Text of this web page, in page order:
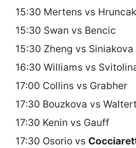
15:30 Mertens vs
15:30 Swan vs Bencic
15:30 Zheng vs Siniakova
16:30 Williams vs
17:00 Collins vs Grabher
17:30 Bouzkova vs Waltert
17:30 Kenin vs Gauff
17:30 Osorio vs